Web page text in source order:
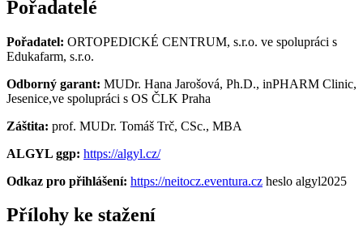
Pořadatelé
Pořadatel: ORTOPEDICKÉ CENTRUM, s.r.o. ve spolupráci s
Edukafarm, s.r.o.
Odborný garant: MUDr. Hana Jarošová, Ph.D., inPHARM Clinic,
Jesenice,ve spolupráci s OS ČLK Praha
Záštita: prof. MUDr. Tomáš Trč, CSc., MBA
ALGYL ggp: https://algyl.cz/
Odkaz pro přihlášení: https://neitocz.eventura.cz heslo algyl2025
Přílohy ke stažení